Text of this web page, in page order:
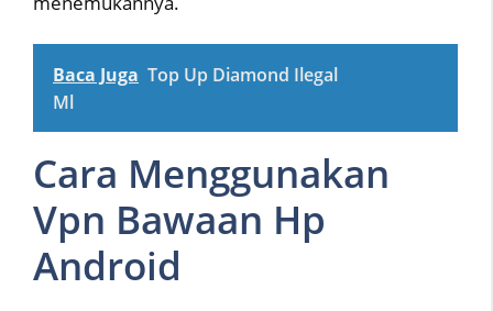
Baca Juga Top Up Diamond Ilegal
Ml
Cara Menggunakan
Vpn Bawaan Hp
Android